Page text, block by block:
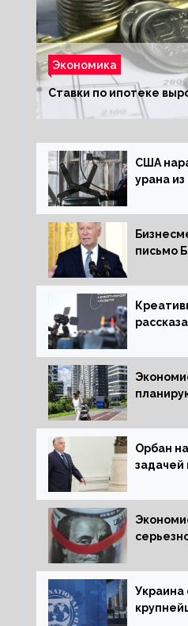
Экономика
Ставки по ипотеке
США
урана
письмо
Орбан
задачей
за мир
Украина